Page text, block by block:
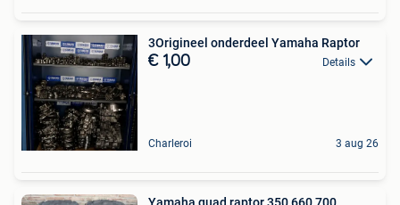
3Origineel onderdeel Yamaha Raptor
€ 1,00 Details
Charleroi 3 aug 26